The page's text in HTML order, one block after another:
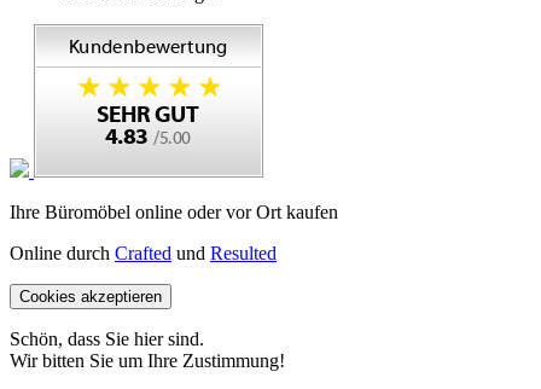
Ihre Büromöbel online oder vor Ort kaufen
Online durch Crafted und Resulted
Cookies akzeptieren
Schön, dass Sie hier sind.
Wir bitten Sie um Ihre Zustimmung!